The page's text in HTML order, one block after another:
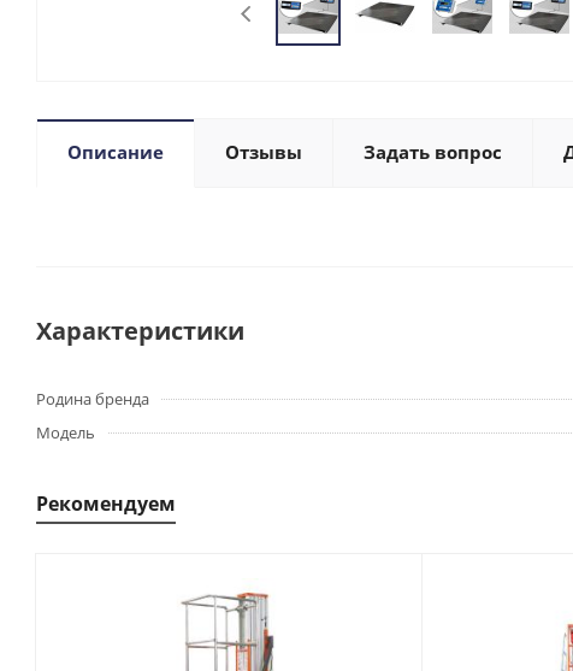
Описание Отзывы Задать вопрос
Характеристики
Родина бренда
Модель
Рекомендуем